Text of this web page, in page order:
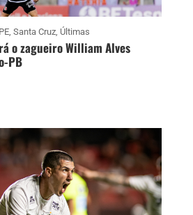
PE, Santa Cruz, Últimas
o zagueiro William Alves
PB